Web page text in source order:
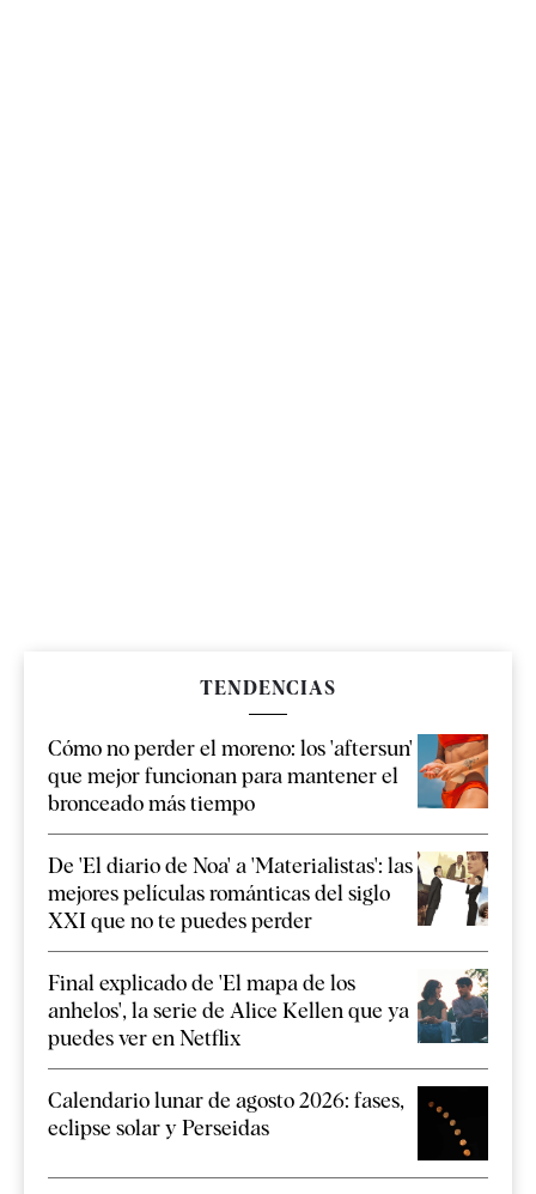
TENDENCIAS
Cómo no perder el moreno: los 'aftersun'
que mejor funcionan para mantener el
bronceado más tiempo
De 'El diario de Noa' a 'Materialistas': las
mejores películas románticas del siglo
XXI que no te puedes perder
Final explicado de 'El mapa de los
anhelos', la serie de Alice Kellen que ya
puedes ver en Netflix
Calendario lunar de agosto 2026: fases,
eclipse solar y Perseidas